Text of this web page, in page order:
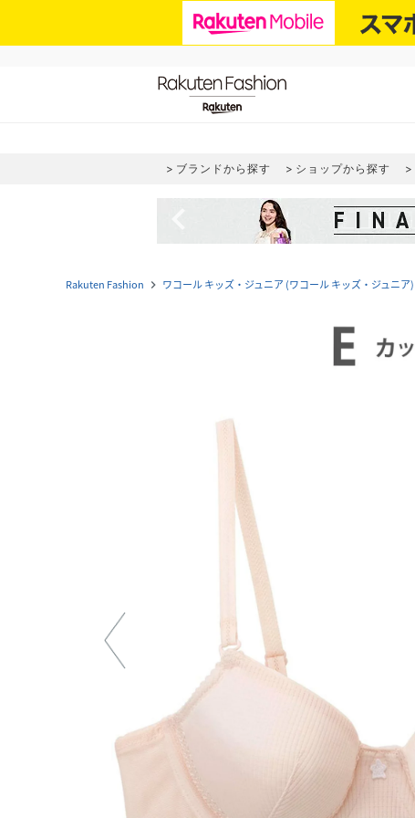
ブランドから探す ショップから探す
Rakuten Fashion navigate_next ワコール キッズ・ジュニア (ワコール キッズ・ジュニア)